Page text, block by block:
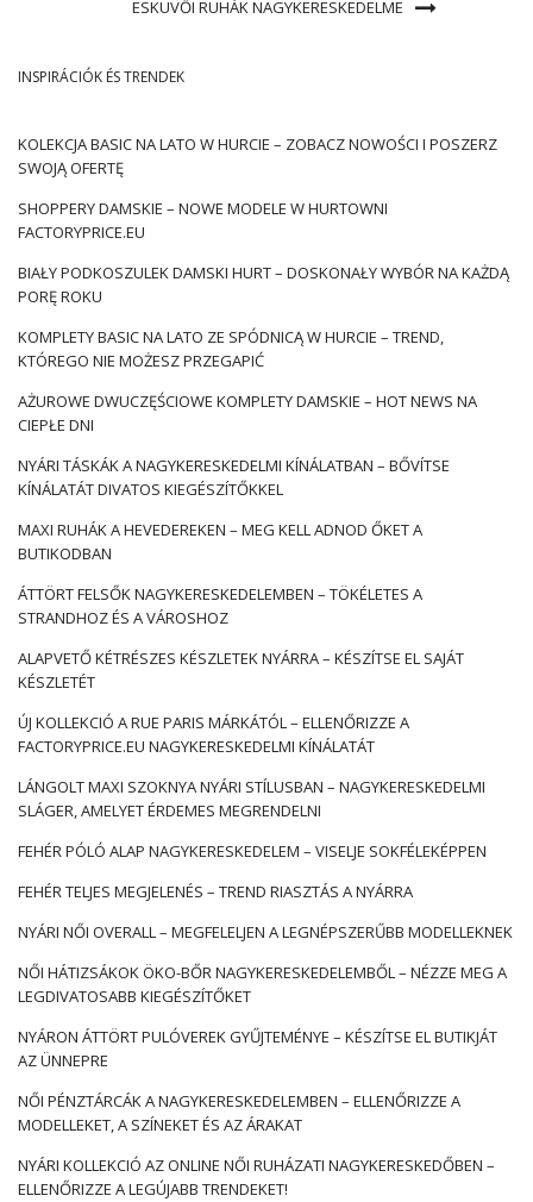
ESKÜVŐI RUHÁK NAGYKERESKEDELME
INSPIRÁCIÓK ÉS TRENDEK
KOLEKCJA BASIC NA LATO W HURCIE – ZOBACZ NOWOŚCI I POSZERZ
SWOJĄ OFERTĘ
SHOPPERY DAMSKIE – NOWE MODELE W HURTOWNI
FACTORYPRICE.EU
BIAŁY PODKOSZULEK DAMSKI HURT – DOSKONAŁY WYBÓR NA KAŻDĄ
PORĘ ROKU
KOMPLETY BASIC NA LATO ZE SPÓDNICĄ W HURCIE – TREND,
KTÓREGO NIE MOŻESZ PRZEGAPIĆ
AŻUROWE DWUCZĘŚCIOWE KOMPLETY DAMSKIE – HOT NEWS NA
CIEPŁE DNI
NYÁRI TÁSKÁK A NAGYKERESKEDELMI KÍNÁLATBAN – BŐVÍTSE
KÍNÁLATÁT DIVATOS KIEGÉSZÍTŐKKEL
MAXI RUHÁK A HEVEDEREKEN – MEG KELL ADNOD ŐKET A
BUTIKODBAN
ÁTTÖRT FELSŐK NAGYKERESKEDELEMBEN – TÖKÉLETES A
STRANDHOZ ÉS A VÁROSHOZ
ALAPVETŐ KÉTRÉSZES KÉSZLETEK NYÁRRA – KÉSZÍTSE EL SAJÁT
KÉSZLETÉT
ÚJ KOLLEKCIÓ A RUE PARIS MÁRKÁTÓL – ELLENŐRIZZE A
FACTORYPRICE.EU NAGYKERESKEDELMI KÍNÁLATÁT
LÁNGOLT MAXI SZOKNYA NYÁRI STÍLUSBAN – NAGYKERESKEDELMI
SLÁGER, AMELYET ÉRDEMES MEGRENDELNI
FEHÉR PÓLÓ ALAP NAGYKERESKEDELEM – VISELJE SOKFÉLEKÉPPEN
FEHÉR TELJES MEGJELENÉS – TREND RIASZTÁS A NYÁRRA
NYÁRI NŐI OVERALL – MEGFELELJEN A LEGNÉPSZERŰBB MODELLEKNEK
NŐI HÁTIZSÁKOK ÖKO-BŐR NAGYKERESKEDELEMBŐL – NÉZZE MEG A
LEGDIVATOSABB KIEGÉSZÍTŐKET
NYÁRON ÁTTÖRT PULÓVEREK GYŰJTEMÉNYE – KÉSZÍTSE EL BUTIKJÁT
AZ ÜNNEPRE
NŐI PÉNZTÁRCÁK A NAGYKERESKEDELEMBEN – ELLENŐRIZZE A
MODELLEKET, A SZÍNEKET ÉS AZ ÁRAKAT
NYÁRI KOLLEKCIÓ AZ ONLINE NŐI RUHÁZATI NAGYKERESKEDŐBEN –
ELLENŐRIZZE A LEGÚJABB TRENDEKET!